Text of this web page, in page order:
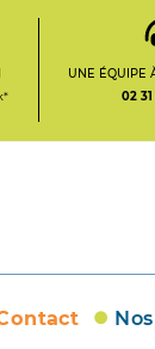
UNE ÉQUIPE
02